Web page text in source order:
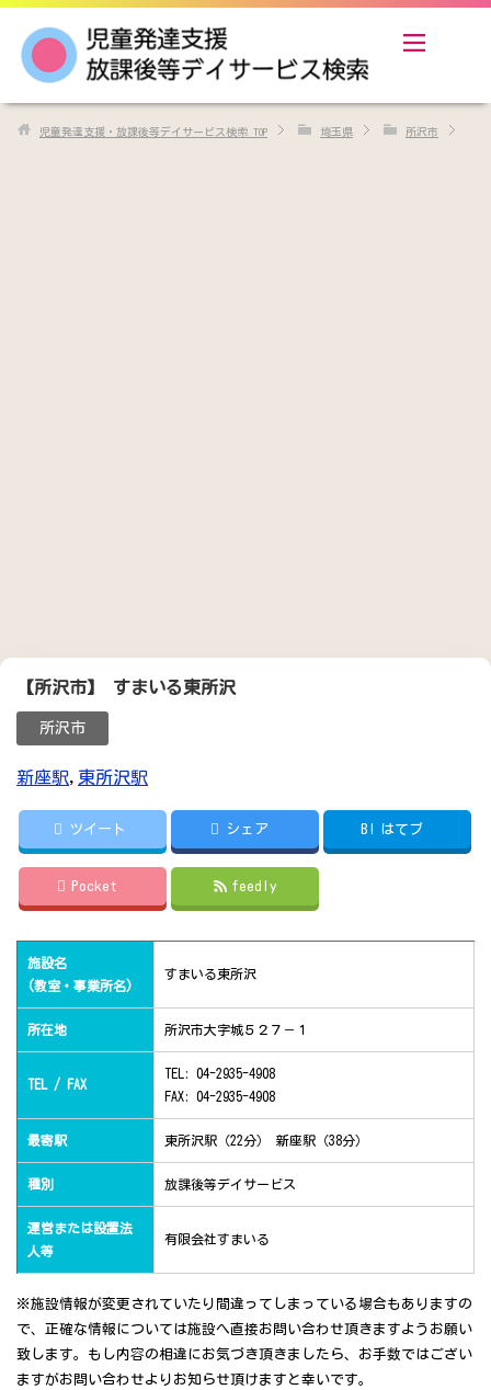
児童発達支援・放課後等デイサービス検索 TOP 埼玉県 所沢市
【所沢市】 すまいる東所沢
所沢市
新座駅, 東所沢駅
ツイート シェア B! はてブ
Pocket feedly
施設名
(教室・事業所名)
すまいる東所沢
所在地 所沢市大字城５２７－１
TEL / FAX
TEL: 04-2935-4908
FAX: 04-2935-4908
最寄駅 東所沢駅（22分） 新座駅（38分）
種別 放課後等デイサービス
運営または設置法
人等
有限会社すまいる
※施設情報が変更されていたり間違ってしまっている場合もありますの
で、正確な情報については施設へ直接お問い合わせ頂きますようお願い
致します。もし内容の相違にお気づき頂きましたら、お手数ではござい
ますがお問い合わせよりお知らせ頂けますと幸いです。